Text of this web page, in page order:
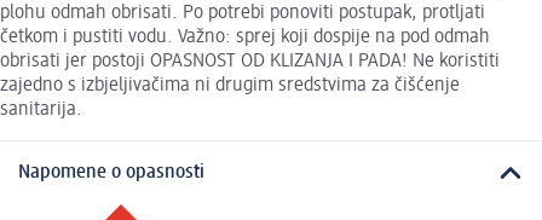
plohu odmah obrisati. Po potrebi ponoviti postupak, protljati
četkom i pustiti vodu. Važno: sprej koji dospije na pod odmah
obrisati jer postoji OPASNOST OD KLIZANJA I PADA! Ne koristiti
zajedno s izbjeljivačima ni drugim sredstvima za čišćenje
sanitarija.
Napomene o opasnosti